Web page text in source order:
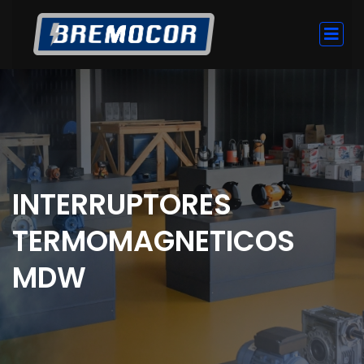
INTERRUPTORES
TERMOMAGNETICOS
MDW